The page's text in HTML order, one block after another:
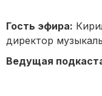
Гость эфира:
директор
Ведущая